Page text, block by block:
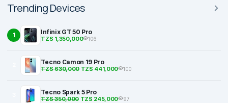
Trending Devices
1 Infinix GT 50 Pro
TZS 1,350,000 106
Tecno Camon 19 Pro
TZS 630,000TZS 441,000 100
Tecno Spark 5 Pro
TZS 350,000TZS 245,000 97